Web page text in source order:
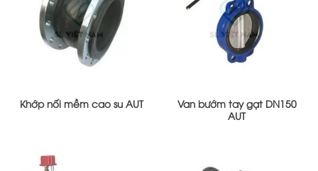
Khớp nối mềm cao su AUT
Van bướm tay gạt DN150
AUT